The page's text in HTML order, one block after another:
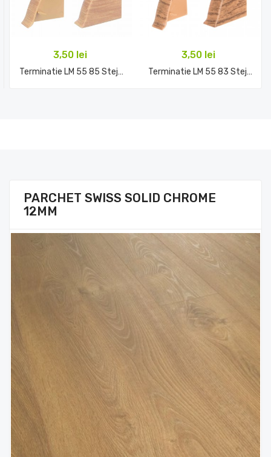
3,50 lei
Terminatie LM 55 85 Stejar...
3,50 lei
Terminatie LM 55 83 Stejar...
PARCHET SWISS SOLID CHROME
12MM